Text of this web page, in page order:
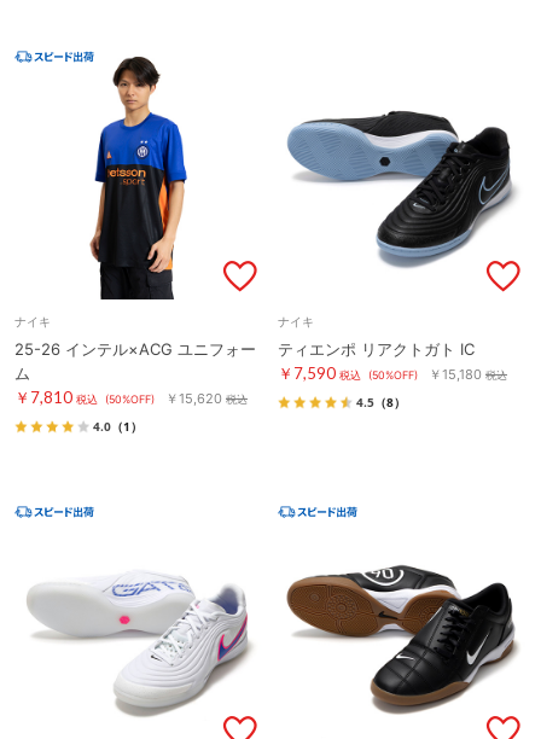
ナイキ
25-26 インテル×ACG ユニフォー
ム
￥7,810 税込 (50%OFF) ￥15,620 税込
4.0 （1）
ナイキ
ティエンポ リアクトガト IC
￥7,590 税込 (50%OFF) ￥15,180 税込
4.5 （8）